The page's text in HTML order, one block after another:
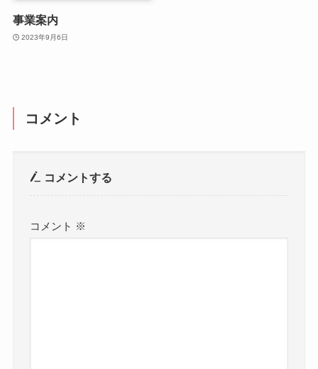
事業案内
2023年9月6日
コメント
コメントする
コメント ※